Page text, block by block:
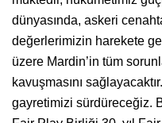
dünyasında, askeri
değerlerimizin harekete
üzere Mardin’in tüm
kavuşmasını
gayretimizi sürdüreceğiz.